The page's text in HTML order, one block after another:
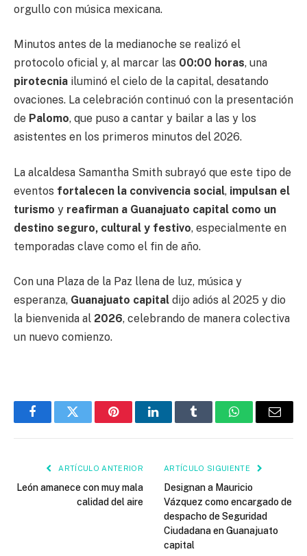
orgullo con música mexicana.
Minutos antes de la medianoche se realizó el
protocolo oficial y, al marcar las 00:00 horas, una
pirotecnia iluminó el cielo de la capital, desatando
ovaciones. La celebración continuó con la presentación
de Palomo, que puso a cantar y bailar a las y los
asistentes en los primeros minutos del 2026.
La alcaldesa Samantha Smith subrayó que este tipo de
eventos fortalecen la convivencia social, impulsan el
turismo y reafirman a Guanajuato capital como un
destino seguro, cultural y festivo, especialmente en
temporadas clave como el fin de año.
Con una Plaza de la Paz llena de luz, música y
esperanza, Guanajuato capital dijo adiós al 2025 y dio
la bienvenida al 2026, celebrando de manera colectiva
un nuevo comienzo.
FacebookTwitter PinterestLinkedInTumblr WhatsAppEmail
ARTÍCULO ANTERIOR
León amanece con muy mala
calidad del aire
ARTÍCULO SIGUIENTE
Designan a Mauricio
Vázquez como encargado de
despacho de Seguridad
Ciudadana en Guanajuato
capital